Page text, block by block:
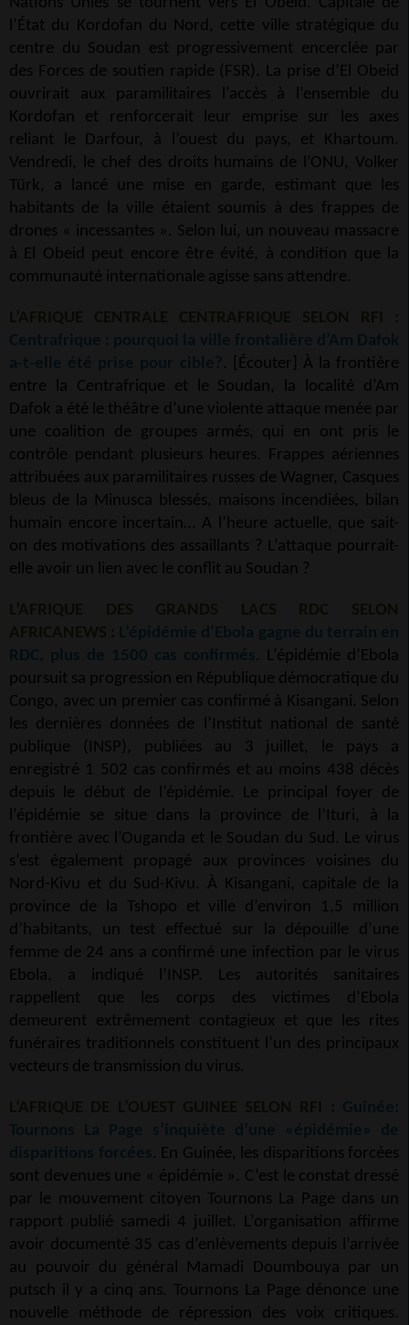
l’État du Kordofan du Nord, cette ville stratégique du
centre du Soudan est progressivement encerclée par
des Forces de soutien rapide (FSR). La prise d’El Obeid
ouvrirait aux paramilitaires l’accès à l’ensemble du
Kordofan et renforcerait leur emprise sur les axes
reliant le Darfour, à l’ouest du pays, et Khartoum.
Vendredi, le chef des droits humains de l’ONU, Volker
Türk, a lancé une mise en garde, estimant que les
habitants de la ville étaient soumis à des frappes de
drones « incessantes ». Selon lui, un nouveau massacre
à El Obeid peut encore être évité, à condition que la
communauté internationale agisse sans attendre.
. [Écouter] À la frontière
entre la Centrafrique et le Soudan, la localité d’Am
Dafok a été le théâtre d’une violente attaque menée par
une coalition de groupes armés, qui en ont pris le
contrôle pendant plusieurs heures. Frappes aériennes
attribuées aux paramilitaires russes de Wagner, Casques
bleus de la Minusca blessés, maisons incendiées, bilan
humain encore incertain… A l’heure actuelle, que sait-
on des motivations des assaillants ? L’attaque pourrait-
elle avoir un lien avec le conflit au Soudan ?
. L’épidémie d’Ebola
poursuit sa progression en République démocratique du
Congo, avec un premier cas confirmé à Kisangani. Selon
les dernières données de l’Institut national de santé
publique (INSP), publiées au 3 juillet, le pays a
enregistré 1 502 cas confirmés et au moins 438 décès
depuis le début de l’épidémie. Le principal foyer de
l’épidémie se situe dans la province de l’Ituri, à la
frontière avec l’Ouganda et le Soudan du Sud. Le virus
s’est également propagé aux provinces voisines du
Nord-Kivu et du Sud-Kivu. À Kisangani, capitale de la
province de la Tshopo et ville d’environ 1,5 million
d’habitants, un test effectué sur la dépouille d’une
femme de 24 ans a confirmé une infection par le virus
Ebola, a indiqué l’INSP. Les autorités sanitaires
rappellent que les corps des victimes d’Ebola
demeurent extrêmement contagieux et que les rites
funéraires traditionnels constituent l’un des principaux
vecteurs de transmission du virus.
. En Guinée, les disparitions forcées
sont devenues une « épidémie ». C’est le constat dressé
par le mouvement citoyen Tournons La Page dans un
rapport publié samedi 4 juillet. L’organisation affirme
avoir documenté 35 cas d’enlèvements depuis l’arrivée
au pouvoir du général Mamadi Doumbouya par un
putsch il y a cinq ans. Tournons La Page dénonce une
nouvelle méthode de répression des voix critiques.